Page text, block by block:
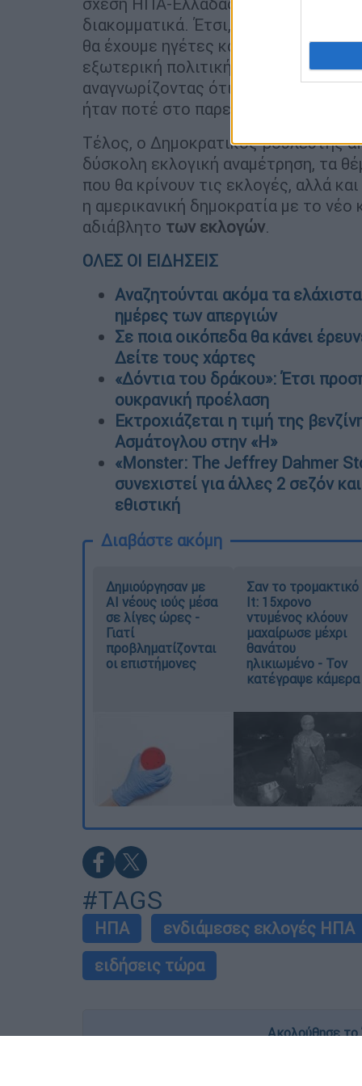
διακομματικά. Έτσι, ελπίζω ότι
θα έχουμε ηγέτες και από τις δύο
εξωτερική πολιτική που
αναγνωρίζοντας ότι οι
ήταν ποτέ στο παρελθόν».
Τέλος, ο Δημοκρατικός βουλευτής
δύσκολη εκλογική αναμέτρηση, τα
που θα κρίνουν τις εκλογές, αλλά
η αμερικανική δημοκρατία με το
αδιάβλητο των εκλογών.
ΟΛΕΣ ΟΙ ΕΙΔΗΣΕΙΣ
Αναζητούνται ακόμα τα
ημέρες των απεργιών
Σε ποια οικόπεδα θα κάνει
Δείτε τους χάρτες
«Δόντια του δράκου»: Έτσι
ουκρανική προέλαση
Εκτροχιάζεται η τιμή της
Ασμάτογλου στην «Η»
«Monster: The Jeffrey Dahmer
συνεχιστεί για άλλες 2 σεζόν
εθιστική
Διαβάστε ακόμη
Δημιούργησαν με
AI νέους ιούς μέσα
σε λίγες ώρες -
Γιατί
προβληματίζονται
οι επιστήμονες
Σαν το τρομακτικό
It: 15χρονο
ντυμένος κλόουν
μαχαίρωσε μέχρι
θανάτου
ηλικιωμένο - Τον
κατέγραψε κάμερα
#TAGS
ΗΠΑ ενδιάμεσες εκλογές ΗΠΑ
ειδήσεις τώρα
Ακολούθησε το